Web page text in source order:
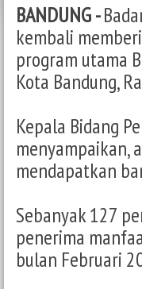
BANDUNG -
kembali
program utama
Kota Bandung,
Kepala Bidang
menyampaikan,
mendapatkan
Sebanyak 127
penerima
bulan Februari